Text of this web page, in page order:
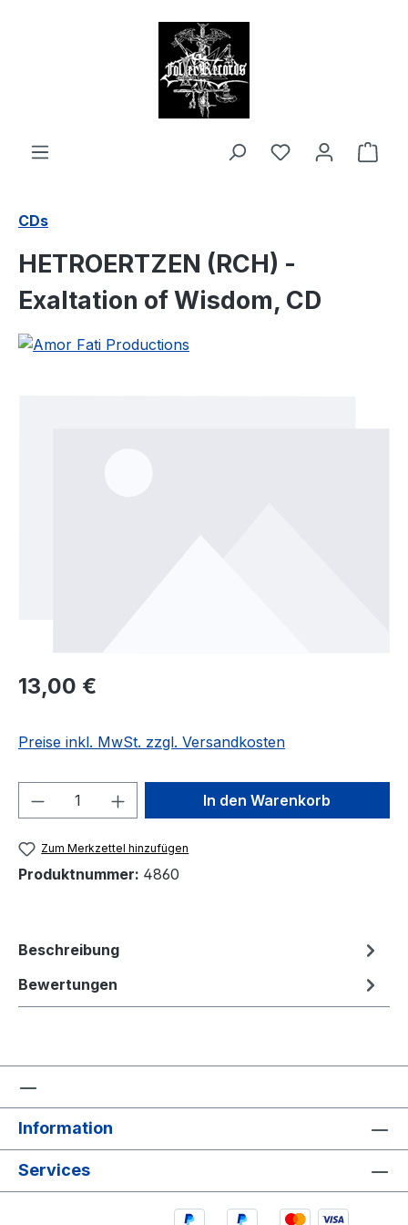
CDs
HETROERTZEN (RCH) -
Exaltation of Wisdom, CD
Regulärer Preis:
13,00 €
Preise inkl. MwSt. zzgl. Versandkosten
Produkt Anzahl: Gib denIn den Warenkorb
Zum Merkzettel hinzufügen
Produktnummer: 4860
Beschreibung
Bewertungen
Information
Services